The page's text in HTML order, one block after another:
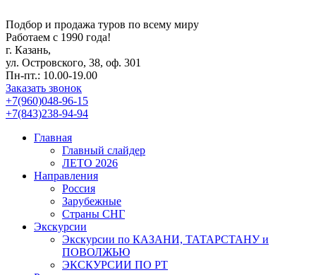
Подбор и продажа туров по всему миру
Работаем с 1990 года!
г. Казань,
ул. Островского, 38, оф. 301
Пн-пт.: 10.00-19.00
Заказать звонок
+7(960)048-96-15
+7(843)238-94-94
Главная
Главный слайдер
ЛЕТО 2026
Направления
Россия
Зарубежные
Страны СНГ
Экскурсии
Экскурсии по КАЗАНИ, ТАТАРСТАНУ и
ПОВОЛЖЬЮ
ЭКСКУРСИИ ПО РТ